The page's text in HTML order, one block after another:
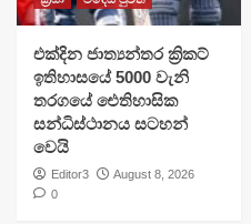
එක්දින ජාත්‍යන්තර ක්‍රිකට්
ඉතිහාසයේ 5000 වැනි
තරගයේ ඓතිහාසික
සන්ධිස්ථානය සටහන්
වෙයි
Editor3
August 8, 2026
0